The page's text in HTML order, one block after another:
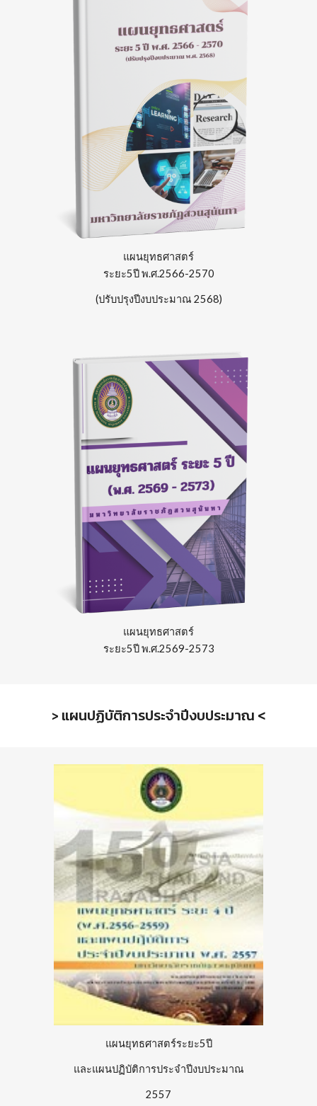
แผนยุทธศาสตร์
ระยะ5ปีพ.ศ.2566-2570
(ปรับปรุงปีงบประมาณ 2568)
แผนยุทธศาสตร์
ระยะ5ปีพ.ศ.2569-2573
> แผนปฏิบัติการประจำปีงบประมาณ <
แผนยุทธศาสตร์ระยะ5ปี
และแผนปฏิบัติการประจำปีงบประมาณ
2557